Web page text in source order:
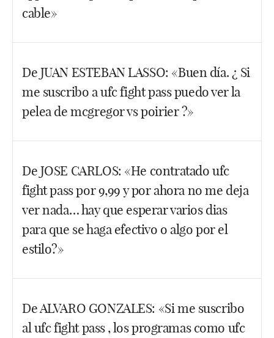
Eso es debido a que la FOX-ESPN-DISNEY paga
Facebook
Twitter
WhatsApp
cable»
contratarlo desde la APP. De hecho puedes hacerlo
ya antes, incluso hoy jueves mismo, no hace falta
que sea 5 minutos antes de que empiece el evento.
De JUAN ESTEBAN LASSO: «Buen día. ¿ Si
me suscribo a ufc fight pass puedo ver la
pelea de mcgregor vs poirier ?»
suscripción.
Facebook
Twitter
WhatsApp
De JOSE CARLOS: «He contratado ufc
fight pass por 9,99 y por ahora no me deja
ver nada… hay que esperar varios dias
para que se haga efectivo o algo por el
estilo?»
momento que te das de alta de un servicio tienes
que poder disfrutar de él.
De ALVARO GONZALES: «Si me suscribo
al ufc fight pass , los programas como ufc